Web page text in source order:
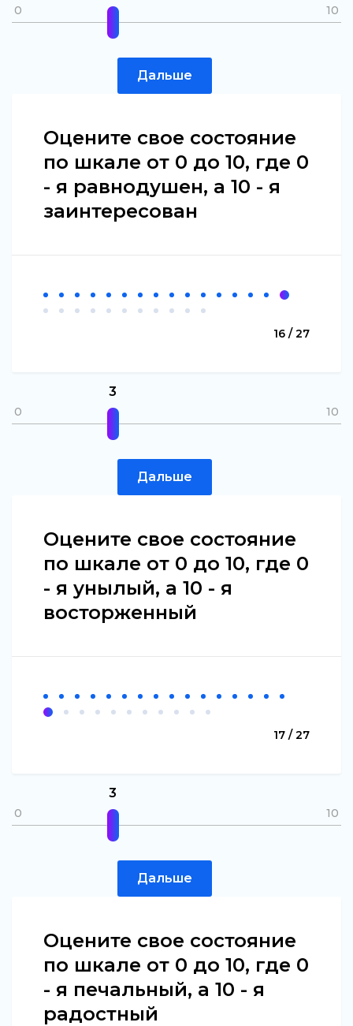
0 10
Дальше
Оцените свое состояние
по шкале от 0 до 10, где 0
- я равнодушен, а 10 - я
заинтересован
16 / 27
0 10
3
Дальше
Оцените свое состояние
по шкале от 0 до 10, где 0
- я унылый, а 10 - я
восторженный
17 / 27
0 10
3
Дальше
Оцените свое состояние
по шкале от 0 до 10, где 0
- я печальный, а 10 - я
радостный